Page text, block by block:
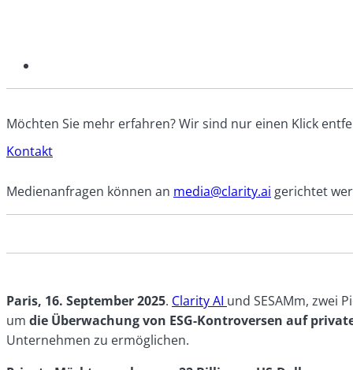
Möchten Sie mehr erfahren? Wir sind nur einen Klick
Kontakt
Medienanfragen können an media@clarity.ai gerichtet
Paris, 16. September 2025. Clarity AI und SESAMm, zwei
um die Überwachung von ESG-Kontroversen auf
Unternehmen zu ermöglichen.